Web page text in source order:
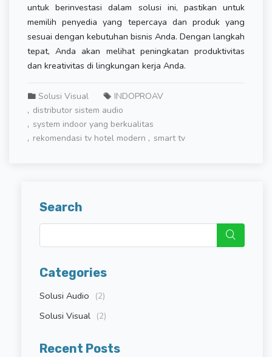
untuk berinvestasi dalam solusi ini, pastikan untuk
memilih penyedia yang tepercaya dan produk yang
sesuai dengan kebutuhan bisnis Anda. Dengan langkah
tepat, Anda akan melihat peningkatan produktivitas
dan kreativitas di lingkungan kerja Anda.
Solusi Visual
INDOPROAV
distributor sistem audio
system indoor yang berkualitas
rekomendasi tv hotel modern
smart tv
Search
Categories
Solusi Audio (2)
Solusi Visual (2)
Recent Posts